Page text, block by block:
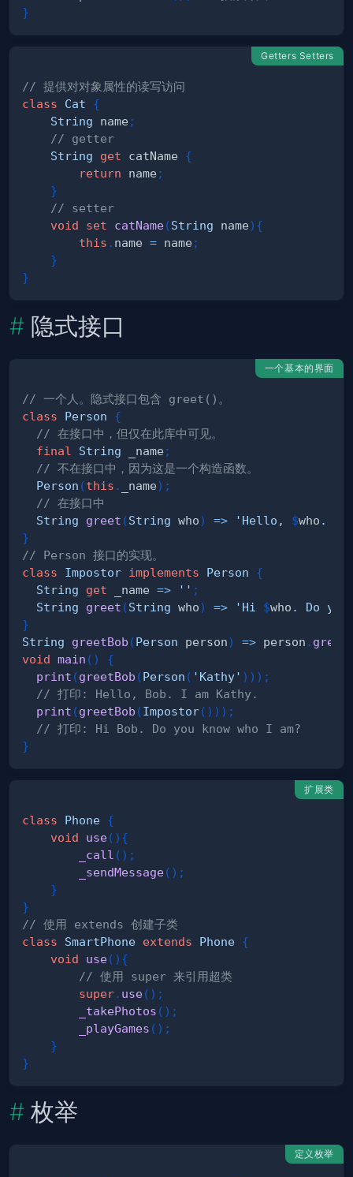
}
Getters Setters
// 提供对对象属性的读写访问
class
Cat
{
String name ;
// getter
String
get catName {
return name ;
}
// setter
void
set catName(String name) {
this . name = name ;
}
}
隐式接口
一个基本的界面
// 一个人。隐式接口包含 greet()。
class
Person
{
// 在接口中，但仅在此库中可见。
final
String _name ;
// 不在接口中，因为这是一个构造函数。
Person (this . _name) ;
// 在接口中
String
greet (String who) => 'Hello, $who . I
}
// Person 接口的实现。
class
Impostor implements Person
{
String
get _name => '' ;
String
greet (String who) => 'Hi $who . Do you
}
String
greetBob (Person person) => person . greet
void main ( )
{
print (greetBob (Person ( 'Kathy' ) ) ) ;
// 打印: Hello, Bob. I am Kathy.
print (greetBob (Impostor( ) ) ) ;
// 打印: Hi Bob. Do you know who I am?
}
扩展类
class Phone {
void
use( ) {
_call ( ) ;
_sendMessage( ) ;
}
}
// 使用 extends 创建子类
class
SmartPhone extends Phone {
void
use( ) {
// 使用 super 来引用超类
super. use( ) ;
_takePhotos ( ) ;
_playGames ( ) ;
}
}
枚举
定义枚举